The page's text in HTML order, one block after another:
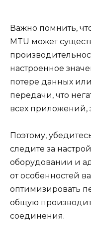
Важно помнить,
MTU может
настроенное
потере данных
передачи, что
всех приложений,
Поэтому,
следите за
оборудовании и
от особенностей
оптимизировать
общую
соединения.